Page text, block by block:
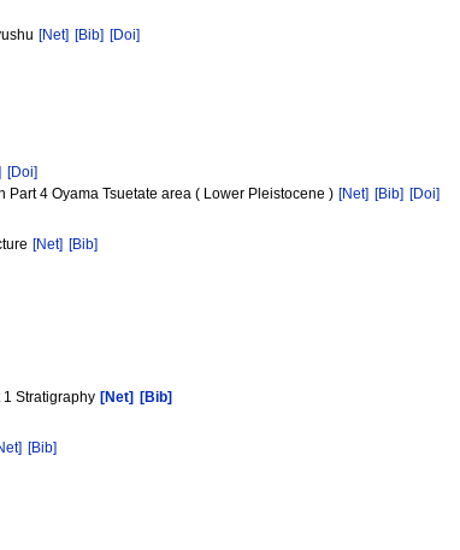
[Net] [Bib] [Doi]
[Doi]
4 Oyama Tsuetate area ( Lower Pleistocene ) [Net] [Bib] [Doi]
[Net] [Bib]
Stratigraphy [Net] [Bib]
[Bib]